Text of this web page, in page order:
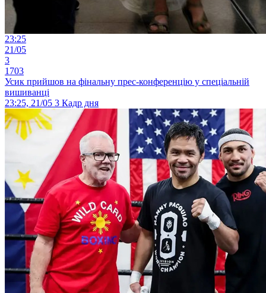
23:25
21/05
3
1703
Усик прийшов на фінальну прес-конференцію у спеціальній
вишиванці
23:25, 21/05 3 Кадр дня